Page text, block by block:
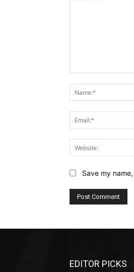
Save my
EDITOR PICKS